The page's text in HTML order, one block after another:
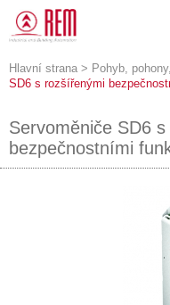
Hlavní strana > Pohyb,
SD6 s rozšířenými
Servoměniče SD6
bezpečnostními